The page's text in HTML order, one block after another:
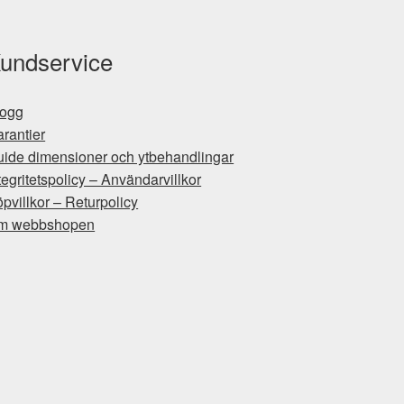
dimensioner och ytbehandlingar
– Användarvillkor
– Returpolicy
webbshopen